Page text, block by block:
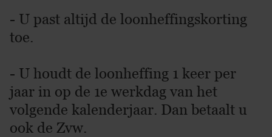
- U past altijd de loonheffingskorting
toe.
- U houdt de loonheffing 1 keer per
jaar in op de 1e werkdag van het
volgende kalenderjaar. Dan betaalt u
ook de Zvw.